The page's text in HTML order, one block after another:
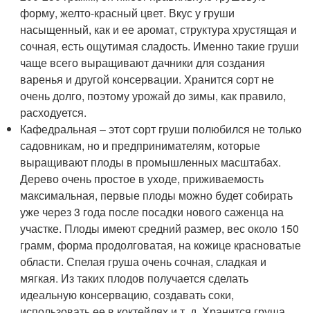
форму, желто-красный цвет. Вкус у груши
насыщенный, как и ее аромат, структура хрустящая и
сочная, есть ощутимая сладость. Именно такие груши
чаще всего выращивают дачники для создания
варенья и другой консервации. Хранится сорт не
очень долго, поэтому урожай до зимы, как правило,
расходуется.
Кафедральная – этот сорт груши полюбился не только
садовникам, но и предпринимателям, которые
выращивают плоды в промышленных масштабах.
Дерево очень простое в уходе, приживаемость
максимальная, первые плоды можно будет собирать
уже через 3 года после посадки нового саженца на
участке. Плоды имеют средний размер, вес около 150
грамм, форма продолговатая, на кожице красноватые
области. Спелая груша очень сочная, сладкая и
мягкая. Из таких плодов получается сделать
идеальную консервацию, создавать соки,